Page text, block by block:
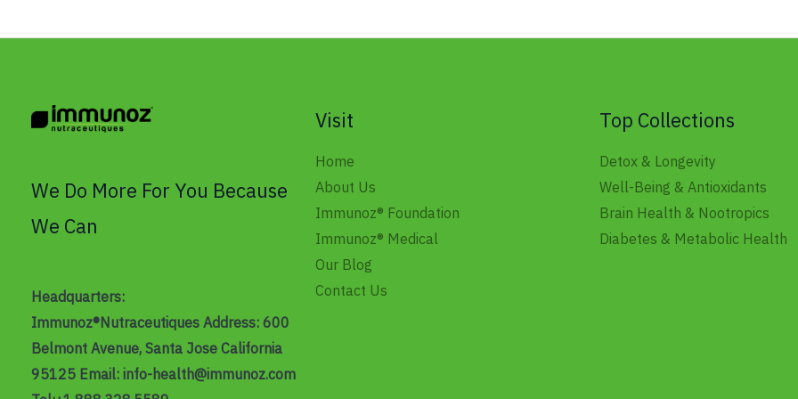
We Do More For You Because
We Can
Headquarters:
Immunoz®Nutraceutiques Address: 600
Belmont Avenue, Santa Jose California
95125 Email: info-health@immunoz.com
Visit
Home
About Us
Immunoz® Foundation
Immunoz® Medical
Our Blog
Contact Us
Top Collections
Detox & Longevity
Well-Being & Antioxidants
Brain Health & Nootropics
Diabetes & Metabolic Health